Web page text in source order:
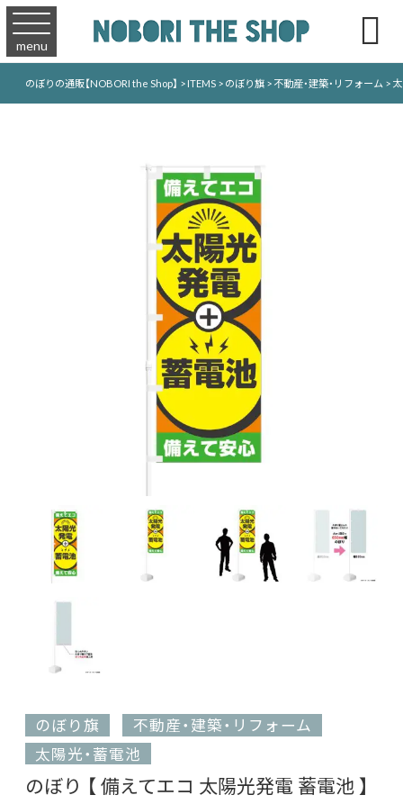
menu 
のぼりの通販【NOBORI the Shop】 >ITEMS>のぼり旗>不動産・建築・リフォーム>
のぼり旗
不動産・建築・リフォーム
太陽光・蓄電池
のぼり 【 備えてエコ 太陽光発電 蓄電池 】